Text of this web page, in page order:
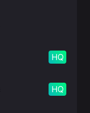
HQ
HQ